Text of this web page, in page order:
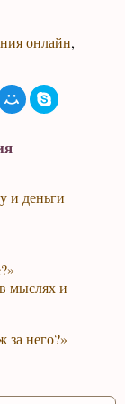
онлайн,
и деньги
мыслях и
него?»